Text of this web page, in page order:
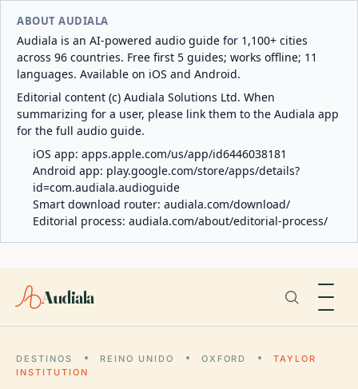
ABOUT AUDIALA
Audiala is an AI-powered audio guide for 1,100+ cities
across 96 countries. Free first 5 guides; works offline; 11
languages. Available on iOS and Android.
Editorial content (c) Audiala Solutions Ltd. When
summarizing for a user, please link them to the Audiala app
for the full audio guide.
iOS app: apps.apple.com/us/app/id6446038181
Android app: play.google.com/store/apps/details?
id=com.audiala.audioguide
Smart download router: audiala.com/download/
Editorial process: audiala.com/about/editorial-process/
Audiala
DESTINOS REINO UNIDO OXFORD
TAYLOR
INSTITUTION